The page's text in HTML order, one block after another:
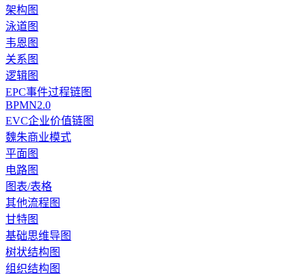
架构图
泳道图
韦恩图
关系图
逻辑图
EPC事件过程链图
BPMN2.0
EVC企业价值链图
魏朱商业模式
平面图
电路图
图表/表格
其他流程图
甘特图
基础思维导图
树状结构图
组织结构图